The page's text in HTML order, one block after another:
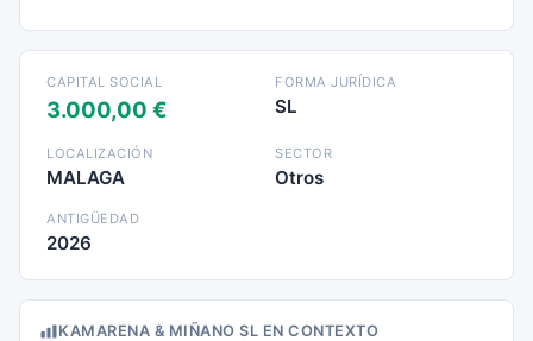
CAPITAL SOCIAL
3.000,00 €
FORMA JURÍDICA
SL
LOCALIZACIÓN
MALAGA
SECTOR
Otros
ANTIGÜEDAD
2026
KAMARENA & MIÑANO SL EN CONTEXTO